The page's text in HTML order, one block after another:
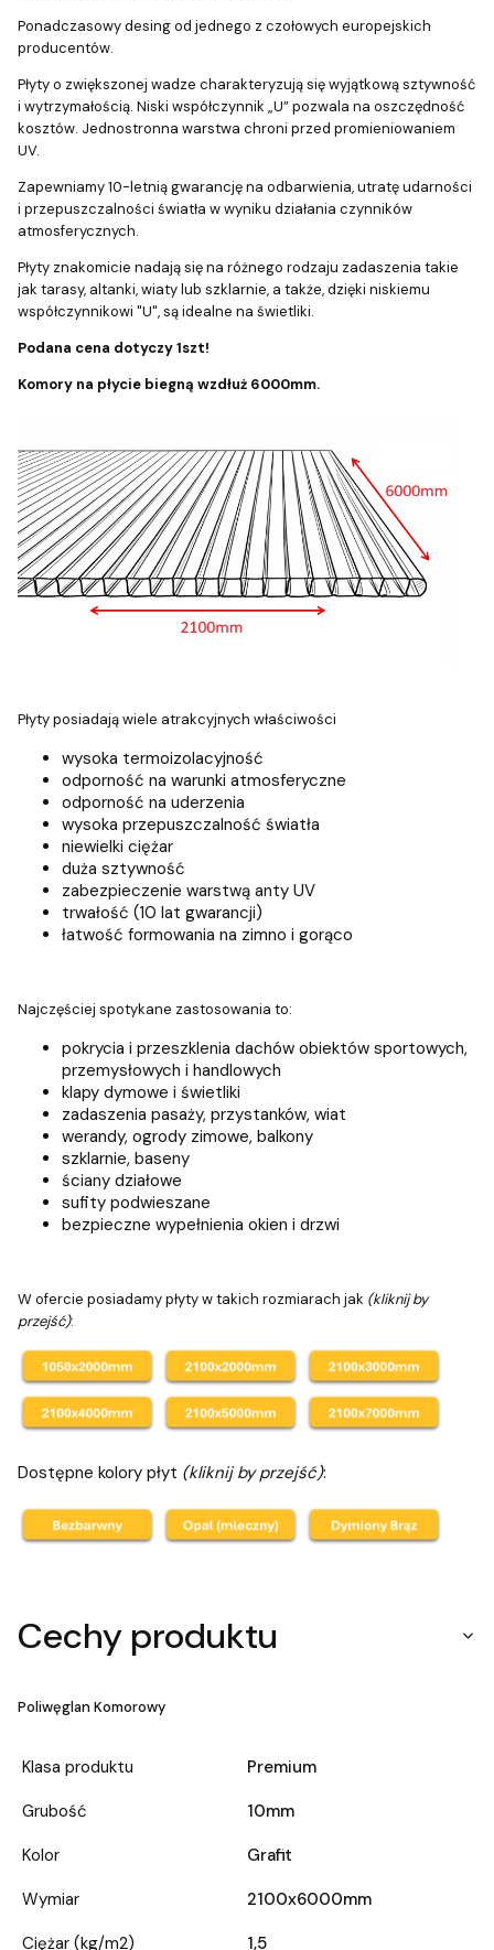
Ponadczasowy desing od jednego z czołowych europejskich
producentów.
Płyty o zwiększonej wadze charakteryzują się wyjątkową sztywność
i wytrzymałością. Niski współczynnik „U” pozwala na oszczędność
kosztów. Jednostronna warstwa chroni przed promieniowaniem
UV.
Zapewniamy 10-letnią gwarancję na odbarwienia, utratę udarności
i przepuszczalności światła w wyniku działania czynników
atmosferycznych.
Płyty znakomicie nadają się na różnego rodzaju zadaszenia takie
jak tarasy, altanki, wiaty lub szklarnie, a także, dzięki niskiemu
współczynnikowi "U", są idealne na świetliki.
Podana cena dotyczy 1szt!
Komory na płycie biegną wzdłuż 6000mm.
Płyty posiadają wiele atrakcyjnych właściwości
wysoka termoizolacyjność
odporność na warunki atmosferyczne
odporność na uderzenia
wysoka przepuszczalność światła
niewielki ciężar
duża sztywność
zabezpieczenie warstwą anty UV
trwałość (10 lat gwarancji)
łatwość formowania na zimno i gorąco
Najczęściej spotykane zastosowania to:
pokrycia i przeszklenia dachów obiektów sportowych,
przemysłowych i handlowych
klapy dymowe i świetliki
zadaszenia pasaży, przystanków, wiat
werandy, ogrody zimowe, balkony
szklarnie, baseny
ściany działowe
sufity podwieszane
bezpieczne wypełnienia okien i drzwi
W ofercie posiadamy płyty w takich rozmiarach jak (kliknij by
przejść):
Dostępne kolory płyt (kliknij by przejść):
Cechy produktu
Poliwęglan Komorowy
Klasa produktu
Premium
Grubość
10mm
Kolor
Grafit
Wymiar
2100x6000mm
Ciężar (kg/m2)
1,5